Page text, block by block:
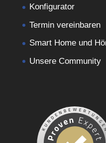
Konfigurator
Termin vereinbaren
Smart Home und
Unsere Community